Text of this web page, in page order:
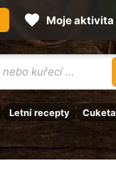
Letní recepty Cuketa
Moje aktivita